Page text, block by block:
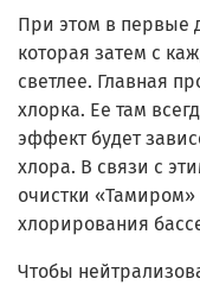
При этом в первые
которая затем с
светлее. Главная
хлорка. Ее там
эффект будет
хлора. В связи с
очистки «Тамиром»
хлорирования
Чтобы